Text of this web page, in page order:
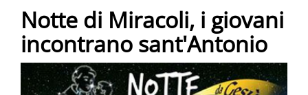
Notte di Miracoli, i giovani
incontrano sant'Antonio